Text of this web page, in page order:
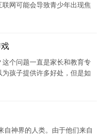
网可能会导致青少年出现焦
个问题一直是家长和教育专
孩子提供许多好处，但是如
自神界的人类。由于他们来自